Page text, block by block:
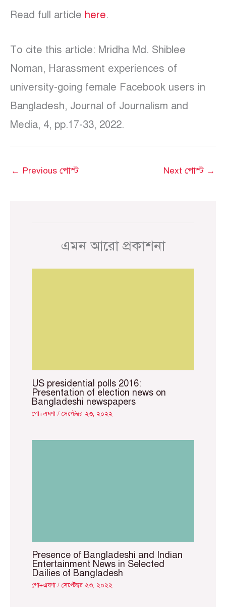
Read full article here.
To cite this article: Mridha Md. Shiblee
Noman, Harassment experiences of
university-going female Facebook users in
Bangladesh, Journal of Journalism and
Media, 4, pp.17-33, 2022.
← Previous পোস্ট Next পোস্ট →
এমন আরো প্রকাশনা
US presidential polls 2016:
Presentation of election news on
Bangladeshi newspapers
গো+এষণা/সেপ্টেম্বর ২৩, ২০২২
Presence of Bangladeshi and Indian
Entertainment News in Selected
Dailies of Bangladesh
গো+এষণা/সেপ্টেম্বর ২৩, ২০২২